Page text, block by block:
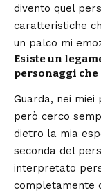
divento quel
caratteristiche
un palco mi
Esiste un
personaggi che
Guarda, nei miei
però cerco
dietro la mia
seconda del
interpretato
completamente